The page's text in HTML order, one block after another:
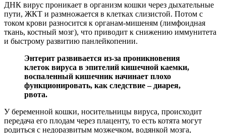
ДНК вирус проникает в организм кошки через дыхательные
пути, ЖКТ и размножается в клетках слизистой. Потом с
током крови разносится к органам-мишеням (лимфоидная
ткань, костный мозг), что приводит к снижению иммунитета
и быстрому развитию панлейкопении.
Энтерит развивается из-за проникновения
клеток вируса в эпителий кишечной каемки,
воспаленный кишечник начинает плохо
функционировать, как следствие – диарея,
рвота.
У беременной кошки, носительницы вируса, происходит
передача его плодам через плаценту, то есть котята могут
родиться с недоразвитым мозжечком, водянкой мозга,